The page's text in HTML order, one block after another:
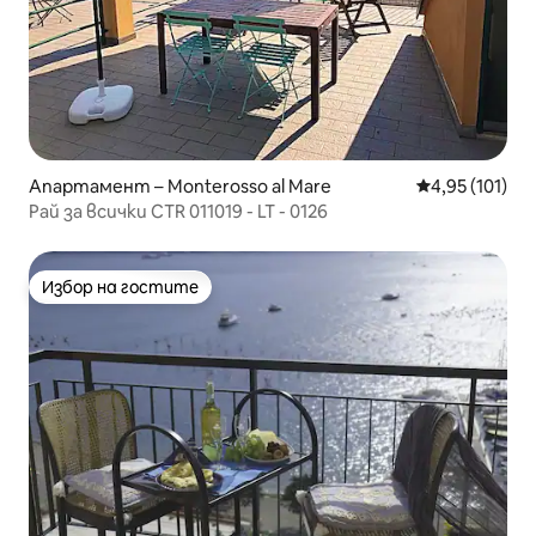
Апартамент – Monterosso al Mare Средна
4,95 (101)
Рай за всички CTR 011019 - LT - 0126
Избор на гостите
Избор на гостите